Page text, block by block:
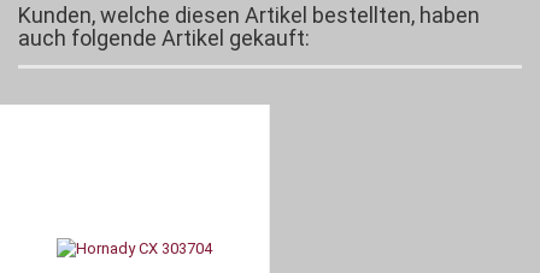
Kunden, welche diesen Artikel bestellten, haben
auch folgende Artikel gekauft: